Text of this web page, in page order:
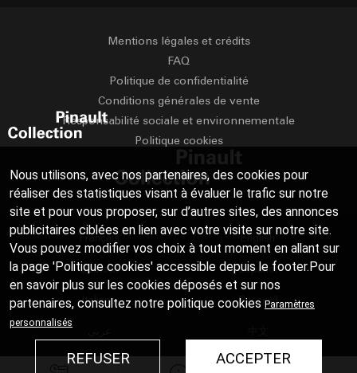
Mentions légales et crédits
FAQ
Politique de confidentialité
Conditions générales de vente
Responsabilité sociale et environnementale
Politique cookies
Français English
Deutsch Español
Italiano Русский
日本語
Nous utilisons, avec nos partenaires, des cookies pour
réaliser des statistiques visant à évaluer le trafic sur notre
site et pour vous proposer, sur d’autres sites, des annonces
publicitaires ciblées en lien avec votre visite sur notre site.
Vous pouvez modifier vos choix à tout moment en allant sur
la page 'Politique cookies' accessible depuis le footer.Pour
en savoir plus sur les cookies déposés et sur nos
partenaires, consultez notre politique cookies Paramètres
personnalisés
ACCEPTER
REFUSER